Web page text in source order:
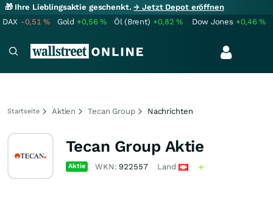
🎁 Ihre Lieblingsaktie geschenkt.→ Jetzt Depot eröffnen
DAX -0,51% Gold +0,56% Öl (Brent) +0,82% Dow Jones +0,46%
Startseite Aktien Tecan Group Nachrichten
Tecan Group Aktie
Aktie WKN:922557 Land